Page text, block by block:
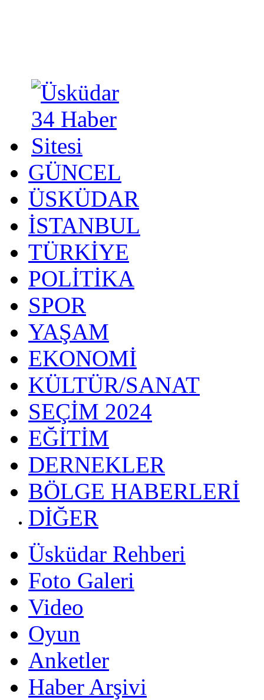
GÜNCEL
ÜSKÜDAR
İSTANBUL
TÜRKİYE
POLİTİKA
SPOR
YAŞAM
EKONOMİ
KÜLTÜR/SANAT
SEÇİM 2024
EĞİTİM
DERNEKLER
BÖLGE HABERLERİ
DİĞER
Üsküdar Rehberi
Foto Galeri
Video
Oyun
Anketler
Haber Arşivi